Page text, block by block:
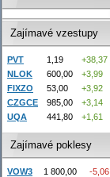
Zajímavé vzestupy
PVT 1,19
+38,37
NLOK
600,00
+3,99
FIXZO
53,00
+3,92
CZGCE
985,00
+3,14
UQA
441,80 +1,61
Zajímavé poklesy
VOW3 1 800,00
-5,06